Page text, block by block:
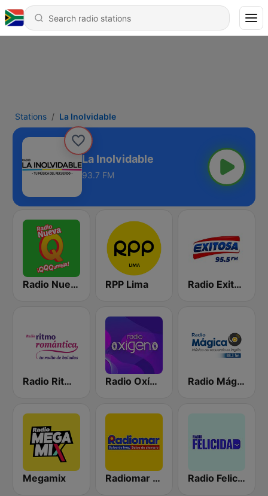
Stations La Inolvidable
La Inolvidable
93.7 FM
Radio Nueva Q RPP Lima Radio Exitosa
Radio Ritmo Romántica Radio Oxígeno Radio Mágica 88.3 FM
Megamix Radiomar 106.3 FM Radio Felicidad